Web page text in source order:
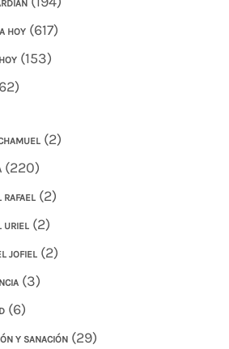
HOY (617)
(153)
(2)
(220)
RAFAEL (2)
URIEL (2)
JOFIEL (2)
(3)
(6)
Y SANACIÓN (29)